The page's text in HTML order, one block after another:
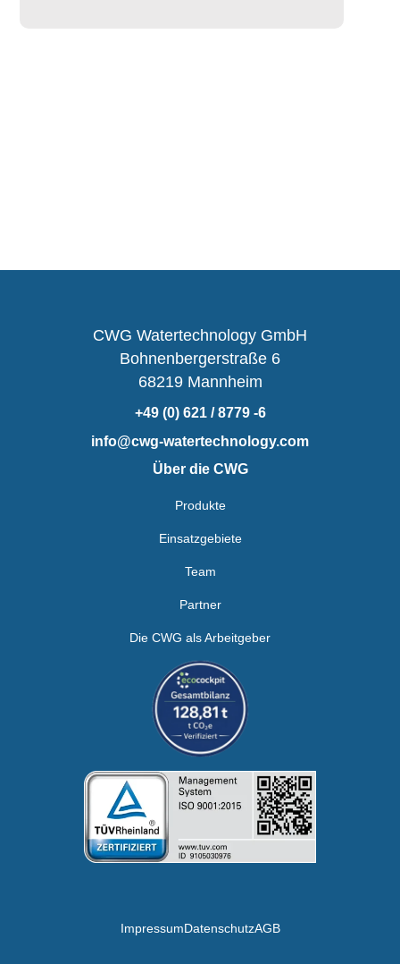
CWG Watertechnology GmbH
Bohnenbergerstraße 6
68219 Mannheim
+49 (0) 621 / 8779 -6
info@cwg-watertechnology.com
Über die CWG
Produkte
Einsatzgebiete
Team
Partner
Die CWG als Arbeitgeber
ImpressumDatenschutzAGB